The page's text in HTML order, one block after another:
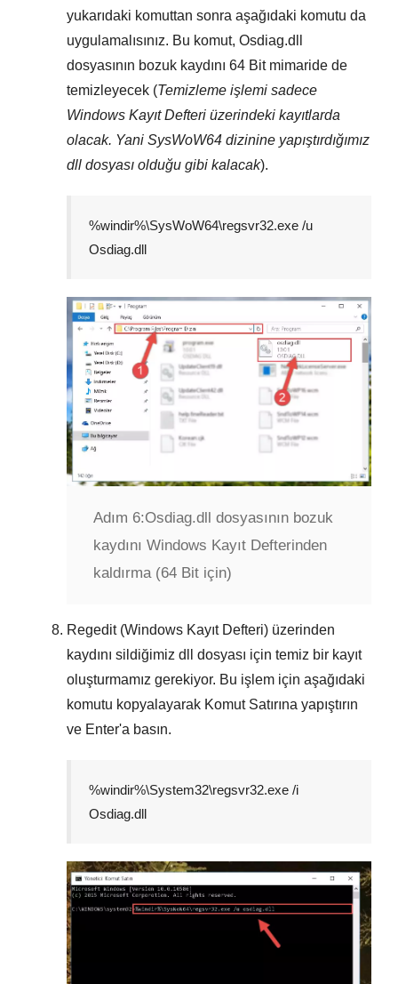
yukarıdaki komuttan sonra aşağıdaki komutu da
uygulamalısınız. Bu komut, Osdiag.dll
dosyasının bozuk kaydını 64 Bitmimaride de
temizleyecek (Temizleme işlemi sadece
Windows Kayıt Defteri üzerindeki kayıtlarda
olacak. Yani SysWoW64 dizinine yapıştırdığımız
dll dosyası olduğu gibi kalacak).
%windir%\SysWoW64\regsvr32.exe /u
Osdiag.dll
Adım 6:Osdiag.dll dosyasının bozuk
kaydını Windows Kayıt Defterinden
kaldırma (64 Bit için)
Regedit (Windows Kayıt Defteri) üzerinden
kaydını sildiğimiz dll dosyası için temiz bir kayıt
oluşturmamız gerekiyor. Bu işlem için aşağıdaki
komutu kopyalayarak Komut Satırına yapıştırın
ve Enter'a basın.
%windir%\System32\regsvr32.exe /i
Osdiag.dll